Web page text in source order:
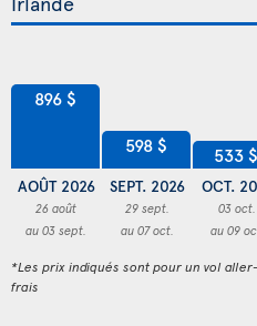
896 $
AOÛT 2026
26 août
au 03 sept.
598 $
SEPT. 2026
29 sept.
au 07 oct.
533 $
OCT.
03 oct.
au 09
*Les prix indiqués sont pour un vol
frais